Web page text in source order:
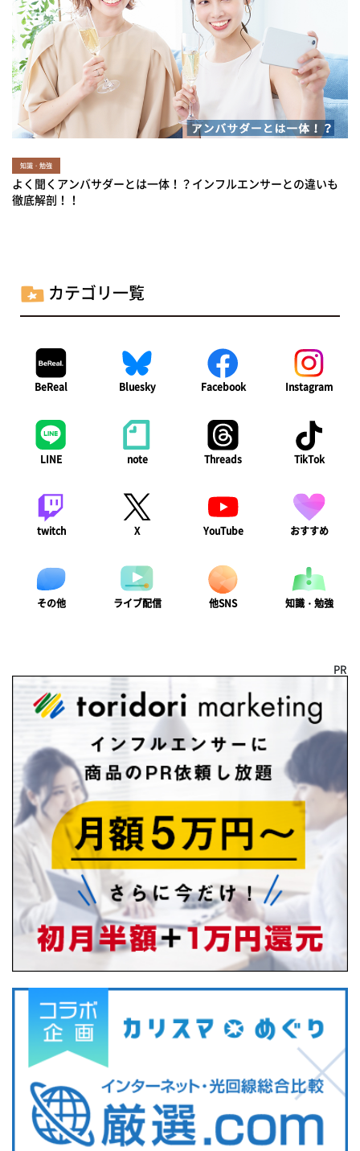
知識・勉強
よく聞くアンバサダーとは一体！？インフルエンサーとの違いも
徹底解剖！！
カテゴリ一覧
BeReal Bluesky Facebook Instagram
LINE note Threads TikTok
twitch X YouTube おすすめ
その他 ライブ配信 他SNS 知識・勉強
PR